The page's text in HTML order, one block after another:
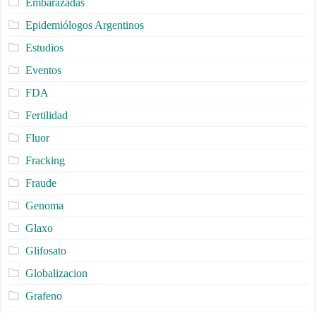
Epidemiólogos Argentinos
Estudios
Eventos
FDA
Fertilidad
Fluor
Fracking
Fraude
Genoma
Glaxo
Glifosato
Globalizacion
Grafeno